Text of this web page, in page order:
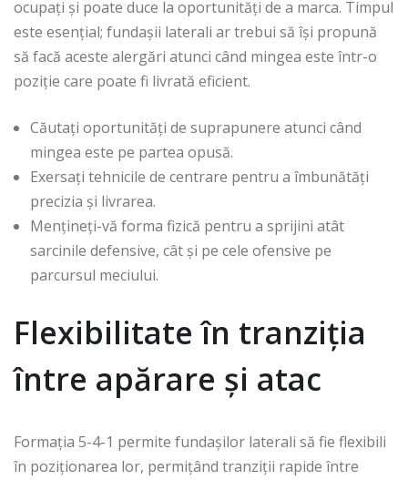
ocupați și poate duce la oportunități de a marca. Timpul
este esențial; fundașii laterali ar trebui să își propună
să facă aceste alergări atunci când mingea este într-o
poziție care poate fi livrată eficient.
Căutați oportunități de suprapunere atunci când
mingea este pe partea opusă.
Exersați tehnicile de centrare pentru a îmbunătăți
precizia și livrarea.
Mențineți-vă forma fizică pentru a sprijini atât
sarcinile defensive, cât și pe cele ofensive pe
parcursul meciului.
Flexibilitate în tranziția
între apărare și atac
Formația 5-4-1 permite fundașilor laterali să fie flexibili
în poziționarea lor, permițând tranziții rapide între